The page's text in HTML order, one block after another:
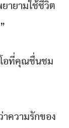
ายามใช้ชีวิต
อที่คุณชื่นชม
ความรักของ